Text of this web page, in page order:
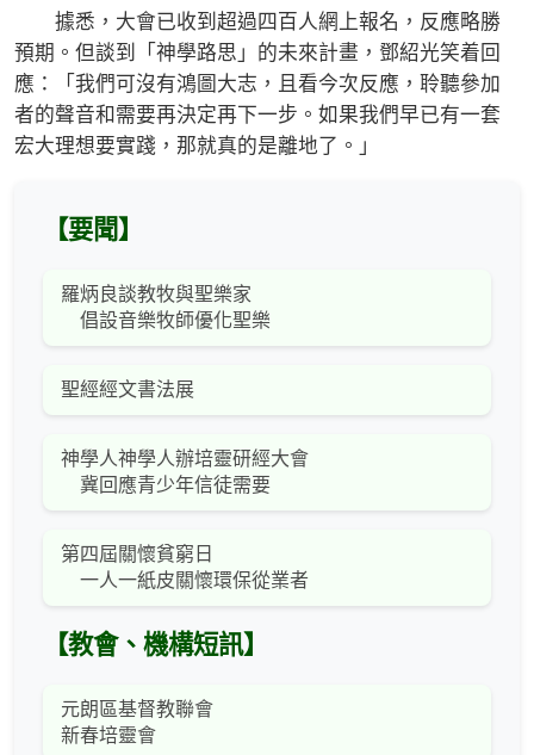
據悉，大會已收到超過四百人網上報名，反應略勝
預期。但談到「神學路思」的未來計畫，鄧紹光笑着回
應：「我們可沒有鴻圖大志，且看今次反應，聆聽參加
者的聲音和需要再決定再下一步。如果我們早已有一套
宏大理想要實踐，那就真的是離地了。」
【要聞】
羅炳良談教牧與聖樂家
倡設音樂牧師優化聖樂
聖經經文書法展
神學人神學人辦培靈研經大會
冀回應青少年信徒需要
第四屆關懷貧窮日
一人一紙皮關懷環保從業者
【教會、機構短訊】
元朗區基督教聯會
新春培靈會